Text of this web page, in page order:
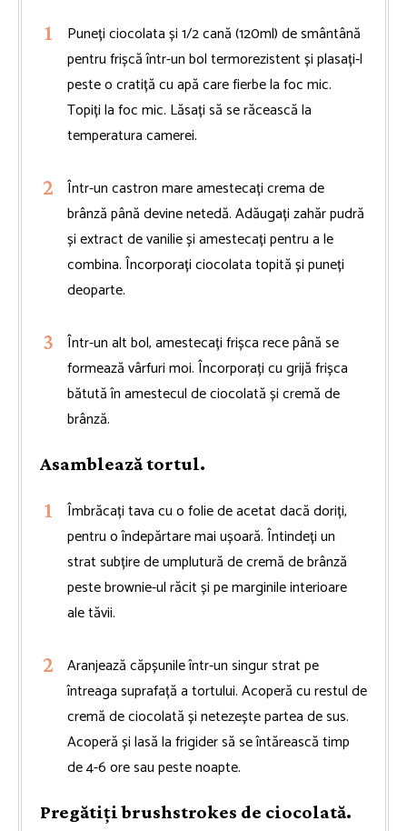
Puneți ciocolata și 1/2 cană (120ml) de smântână
pentru frișcă într-un bol termorezistent și plasați-l
peste o cratiță cu apă care fierbe la foc mic.
Topiți la foc mic. Lăsați să se răcească la
temperatura camerei.
Într-un castron mare amestecați crema de
brânză până devine netedă. Adăugați zahăr pudră
și extract de vanilie și amestecați pentru a le
combina. Încorporați ciocolata topită și puneți
deoparte.
Într-un alt bol, amestecați frișca rece până se
formează vârfuri moi. Încorporați cu grijă frișca
bătută în amestecul de ciocolată și cremă de
brânză.
Asamblează tortul.
Îmbrăcați tava cu o folie de acetat dacă doriți,
pentru o îndepărtare mai ușoară. Întindeți un
strat subțire de umplutură de cremă de brânză
peste brownie-ul răcit și pe marginile interioare
ale tăvii.
Aranjează căpșunile într-un singur strat pe
întreaga suprafață a tortului. Acoperă cu restul de
cremă de ciocolată și netezește partea de sus.
Acoperă și lasă la frigider să se întărească timp
de 4-6 ore sau peste noapte.
Pregătiți brushstrokes de ciocolată.